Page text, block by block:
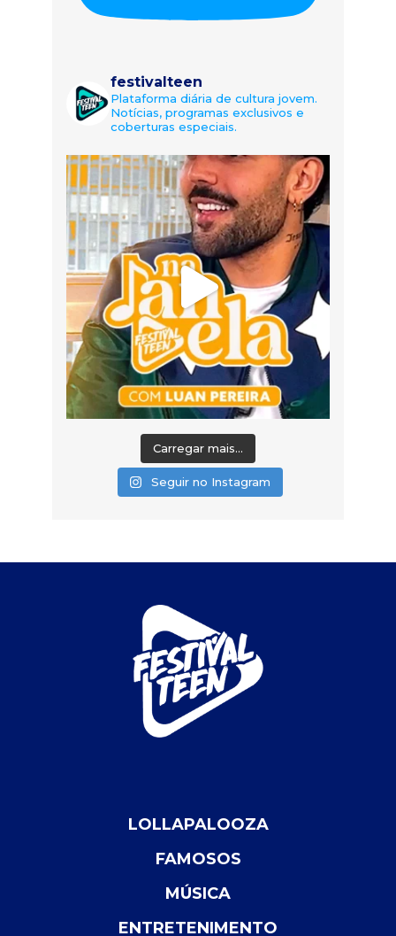
festivalteen
Plataforma diária de cultura jovem.
Notícias, programas exclusivos e
coberturas especiais.
Carregar mais...
Seguir no Instagram
LOLLAPALOOZA
FAMOSOS
MÚSICA
ENTRETENIMENTO